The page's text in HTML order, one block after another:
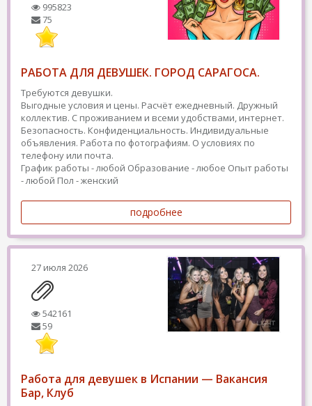
995823
75
РАБОТА ДЛЯ ДЕВУШЕК. ГОРОД САРАГОСА.
Требуются девушки.
Выгодные условия и цены. Расчёт ежедневный. Дружный
коллектив. С проживанием и всеми удобствами, интернет.
Безопасность. Конфиденциальность. Индивидуальные
объявления. Работа по фотографиям. О условиях по
телефону или почта.
График работы - любой Образование - любое Опыт работы
- любой Пол - женский
подробнее
27 июля 2026
542161
59
Работа для девушек в Испании — Вакансия
Бар, Клуб